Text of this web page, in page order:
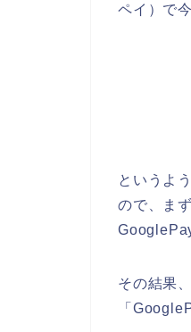
ペイ）で
というよ
ので、ま
その結果
「